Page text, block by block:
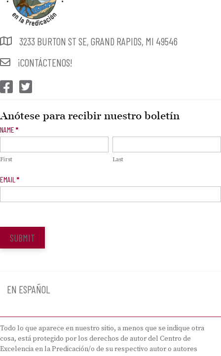
3233 BURTON ST SE, GRAND RAPIDS, MI 49546
¡CONTÁCTENOS!
CEP Facebook
CEP Twitter
Anótese para recibir nuestro boletín
Newsletter
NAME *
First Last
EMAIL *
SUBMIT
EN ESPAÑOL
Todo lo que aparece en nuestro sitio, a menos que se indique otra
cosa, está protegido por los derechos de autor del Centro de
Excelencia en la Predicación/o de su respectivo autor o autores